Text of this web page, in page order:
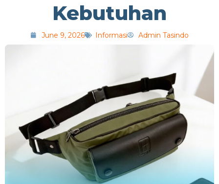
Kebutuhan
June 9, 2026 Informasi Admin Tasindo